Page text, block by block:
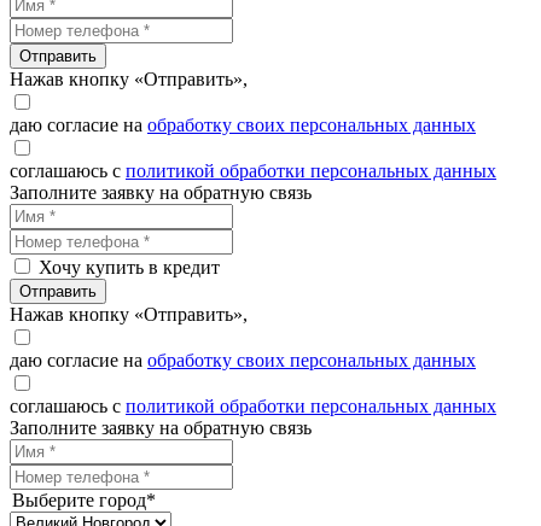
Отправить
Нажав кнопку «Отправить»,
даю согласие на обработку своих персональных данных
соглашаюсь с политикой обработки персональных данных
Заполните заявку на обратную связь
Хочу купить в кредит
Отправить
Нажав кнопку «Отправить»,
даю согласие на обработку своих персональных данных
соглашаюсь с политикой обработки персональных данных
Заполните заявку на обратную связь
Выберите город*